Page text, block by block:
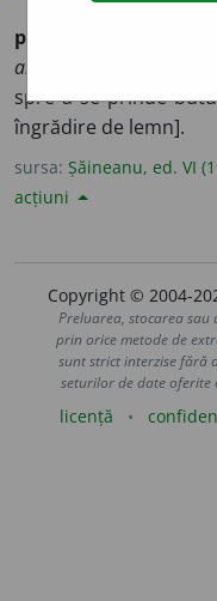
parcan
anticele parcane
spre a se prinde
îngrădire de lemn].
sursa: Șăineanu, ed. VI
acțiuni
Copyright © 2004-
Preluarea, stocarea sau
prin orice metode de
sunt strict interzise fără
seturilor de date oferite
licență